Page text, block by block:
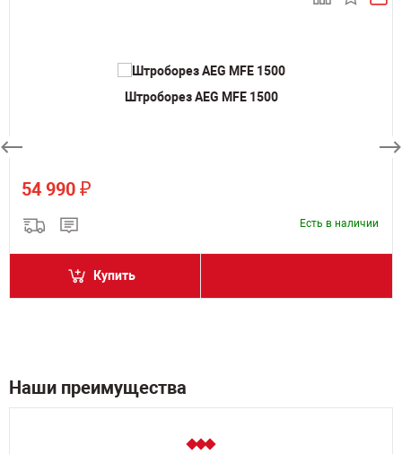
Штроборез AEG MFE 1500
54 990 ₽
Есть в наличии
Купить
Наши преимущества